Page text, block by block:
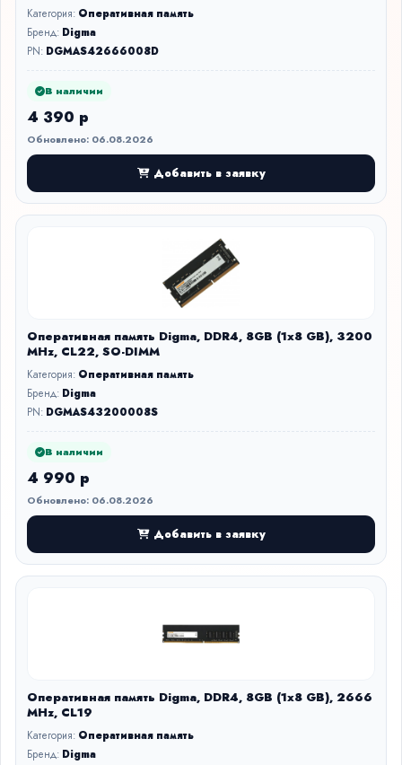
Категория: Оперативная память
Бренд: Digma
PN: DGMAS42666008D
В наличии
4 390 р
Обновлено: 06.08.2026
Добавить в заявку
Оперативная память Digma, DDR4, 8GB (1x8 GB), 3200
MHz, CL22, SO-DIMM
Категория: Оперативная память
Бренд: Digma
PN: DGMAS43200008S
В наличии
4 990 р
Обновлено: 06.08.2026
Добавить в заявку
Оперативная память Digma, DDR4, 8GB (1x8 GB), 2666
MHz, CL19
Категория: Оперативная память
Бренд: Digma